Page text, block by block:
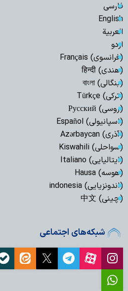
فارسی
English
العربیة
اردو
(فرانسوی) Français
(هندی) हिन्दी
(بنگالی) বাংলা
(ترکی) Türkçe
(روسی) Русский
(اسپانیولی) Español
(آذری) Azərbaycan
(سواحلی) Kiswahili
(ایتالیایی) Italiano
(هوسه) Hausa
(اندونزیایی) indonesia
(چینی) 中文
شبکه‌های اجتماعی